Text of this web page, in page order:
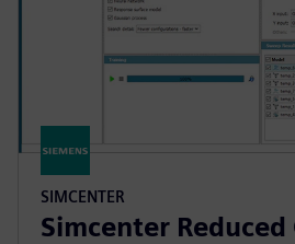
SIMCENTER
Simcenter Reduced